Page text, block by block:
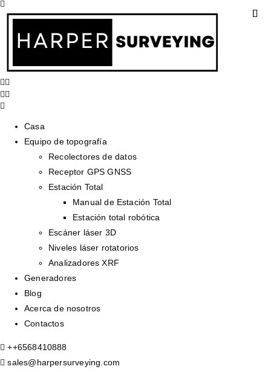
Casa
Equipo de topografía
Recolectores de datos
Receptor GPS GNSS
Estación Total
Manual de Estación Total
Estación total robótica
Escáner láser 3D
Niveles láser rotatorios
Analizadores XRF
Generadores
Blog
Acerca de nosotros
Contactos
++6568410888
sales@harpersurveying.com